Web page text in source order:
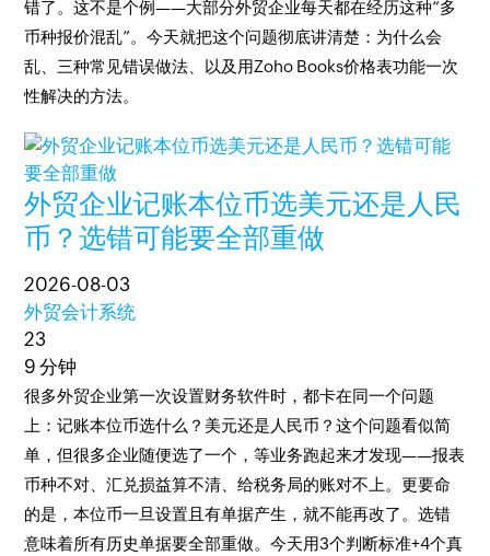
错了。这不是个例——大部分外贸企业每天都在经历这种“多
币种报价混乱”。今天就把这个问题彻底讲清楚：为什么会
乱、三种常见错误做法、以及用Zoho Books价格表功能一次
性解决的方法。
外贸企业记账本位币选美元还是人民
币？选错可能要全部重做
2026-08-03
外贸会计系统
23
9 分钟
很多外贸企业第一次设置财务软件时，都卡在同一个问题
上：记账本位币选什么？美元还是人民币？这个问题看似简
单，但很多企业随便选了一个，等业务跑起来才发现——报表
币种不对、汇兑损益算不清、给税务局的账对不上。更要命
的是，本位币一旦设置且有单据产生，就不能再改了。选错
意味着所有历史单据要全部重做。今天用3个判断标准+4个真